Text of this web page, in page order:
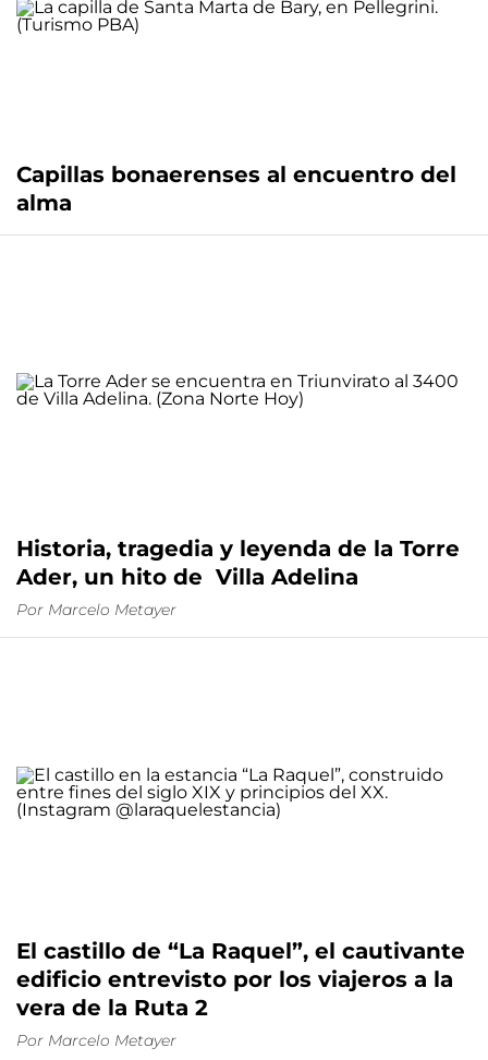
Capillas bonaerenses al encuentro del
alma
Historia, tragedia y leyenda de la Torre
Ader, un hito de Villa Adelina
Por Marcelo Metayer
El castillo de “La Raquel”, el cautivante
edificio entrevisto por los viajeros a la
vera de la Ruta 2
Por Marcelo Metayer